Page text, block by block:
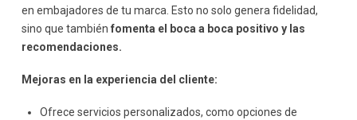
en embajadores de tu marca. Esto no solo genera fidelidad,
sino que también fomenta el boca a boca positivo y las
recomendaciones.
Mejoras en la experiencia del cliente:
Ofrece servicios personalizados, como opciones de